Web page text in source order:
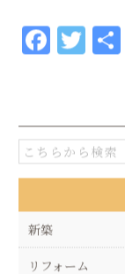
F
a
e
b
o
o
k
T
w
te
r
新築
リフォーム